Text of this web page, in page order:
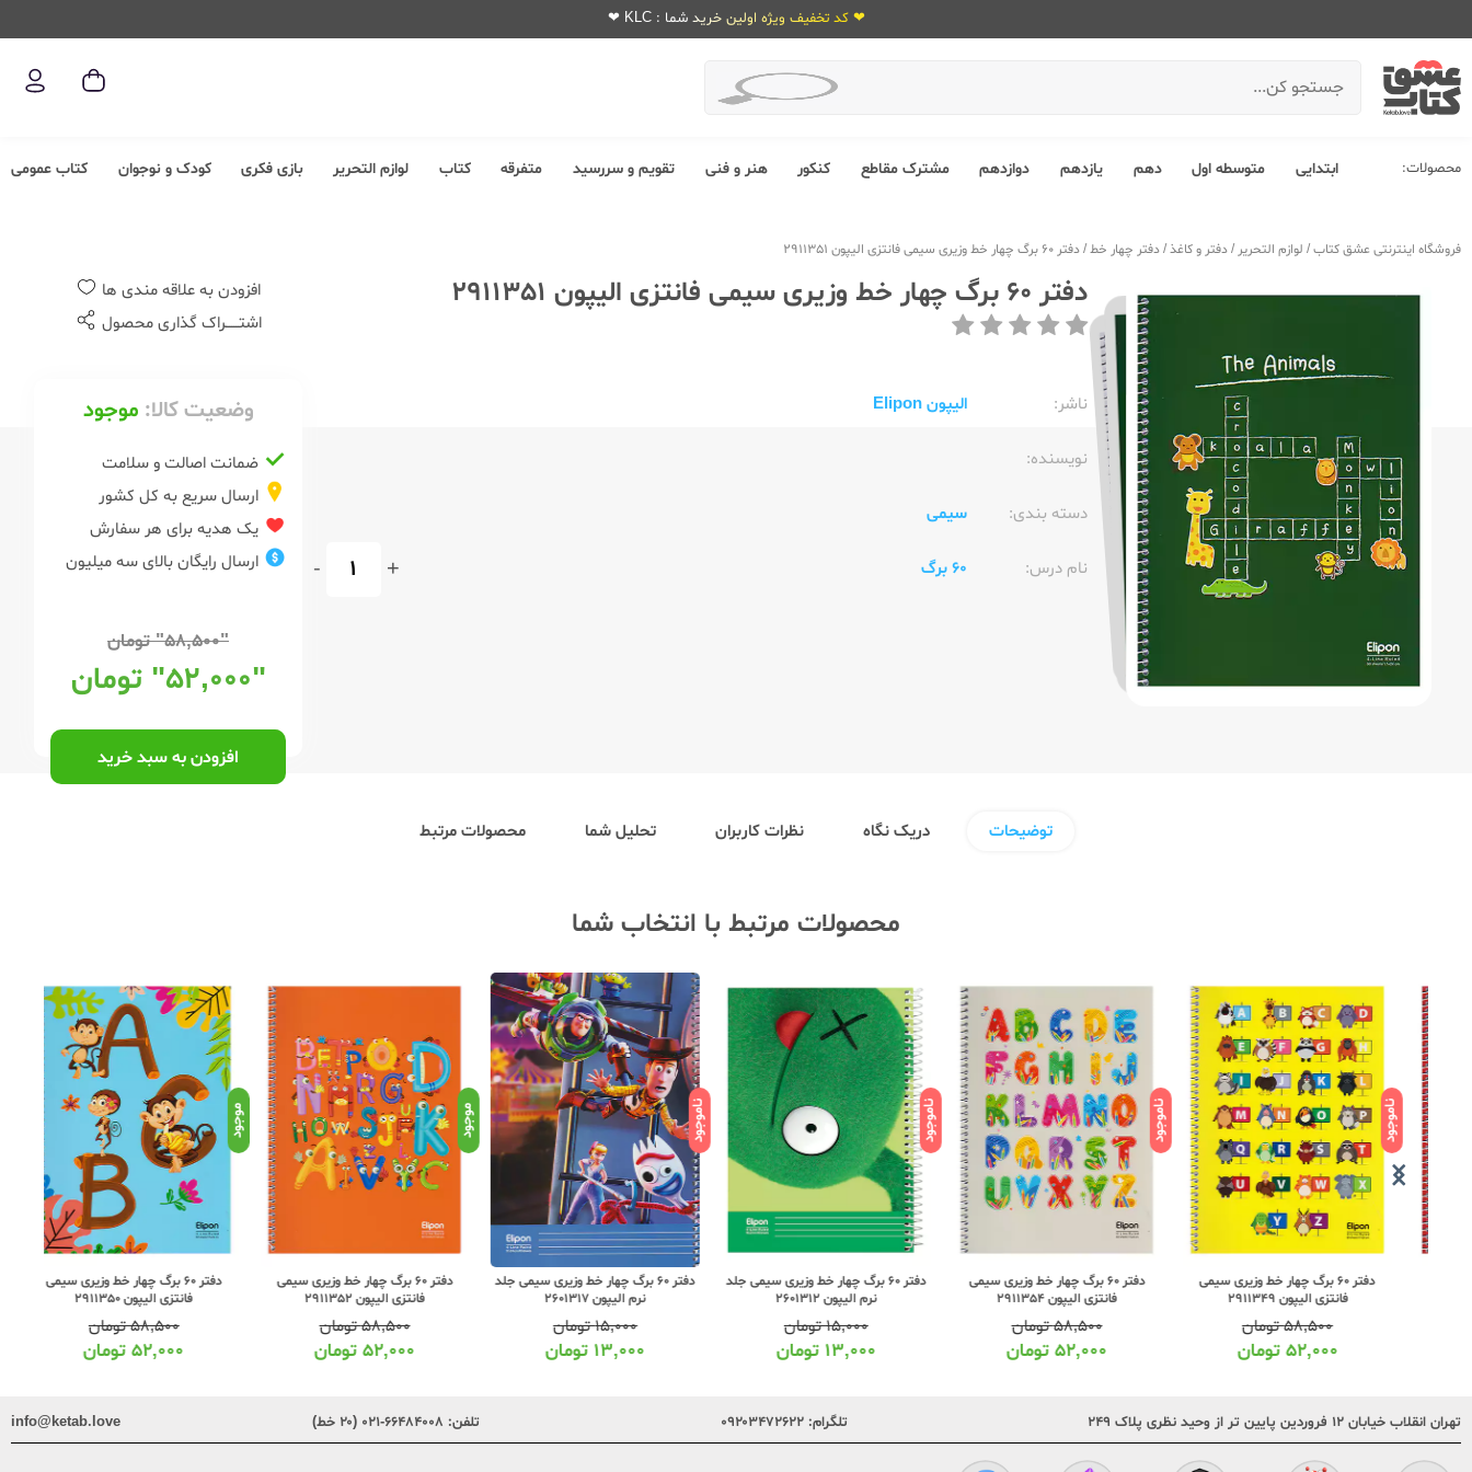
❤ کد تخفیف ویژه اولین خرید شما : KLC ❤
محصولات: ابتدایی متوسطه اول دهم یازدهم دوازدهم مشترک مقاطع کنکور هنر و فنی تقویم و سررسید متفرقه کتاب لوازم التحریر بازی فکری کودک و نوجوان کتاب عمومی
فروشگاه اینترنتی عشق کتاب/ لوازم التحریر /دفتر و کاغذ/دفتر چهار خط/دفتر 60 برگ چهار خط وزیری سیمی فانتزی الیپون 2911351
دفتر 60 برگ چهار خط وزیری سیمی فانتزی الیپون 2911351
ناشر:‌ الیپون Elipon
نویسنده:‌
دسته بندی: سیمی
نام درس: 60 برگ +
-
افزودن به علاقه مندی ها
اشتــــــراک گذاری محصول
وضعیت کالا: موجود
ضمانت اصالت و سلامت
ارسال سریع به کل کشور
یک هدیه برای هر سفارش
ارسال رایگان بالای سه میلیون
"۵۸,۵۰۰" تومان
"۵۲,۰۰۰" تومان
افزودن به سبد خرید
توضیحات دریک نگاه نظرات کاربران تحلیل شما محصولات مرتبط
محصولات مرتبط با انتخاب شما
ناموجود
دفتر 60 برگ چهار خط وزیری سیمی
فانتزی الیپون 2911349
۵۸,۵۰۰تومان
۵۲,۰۰۰تومان
ناموجود
دفتر 60 برگ چهار خط وزیری سیمی
فانتزی الیپون 2911354
۵۸,۵۰۰تومان
۵۲,۰۰۰تومان
ناموجود
دفتر 60 برگ چهار خط وزیری سیمی جلد
نرم الیپون 2601312
۱۵,۰۰۰تومان
۱۳,۰۰۰تومان
ناموجود
دفتر 60 برگ چهار خط وزیری سیمی جلد
نرم الیپون 2601317
۱۵,۰۰۰تومان
۱۳,۰۰۰تومان
موجود
دفتر 60 برگ چهار خط وزیری سیمی
فانتزی الیپون 2911352
۵۸,۵۰۰تومان
۵۲,۰۰۰تومان
موجود
دفتر 60 برگ چهار خط وزیری سیمی
فانتزی الیپون 2911350
۵۸,۵۰۰تومان
۵۲,۰۰۰تومان
تهران انقلاب خیابان ۱۲ فروردین پایین تر از وحید نظری پلاک ۲۴۹ تلگرام: ۰۹۲۰۳۴۷۲۶۲۲ تلفن: ۶۶۴۸۴۰۰۸-۰۲۱ (۲۰ خط) info@ketab.love